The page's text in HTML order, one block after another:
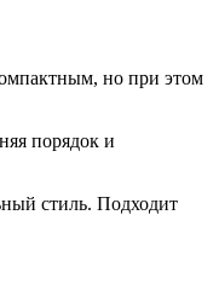
но при этом
порядок и
стиль. Подходит